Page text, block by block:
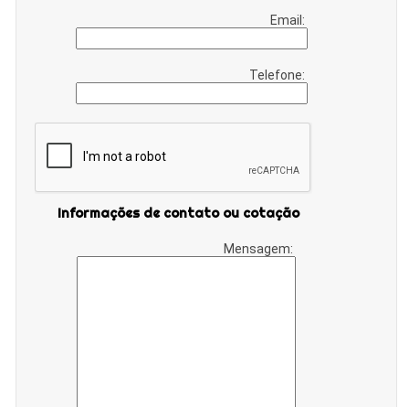
Email:
Telefone:
Informações de contato ou cotação
Mensagem: